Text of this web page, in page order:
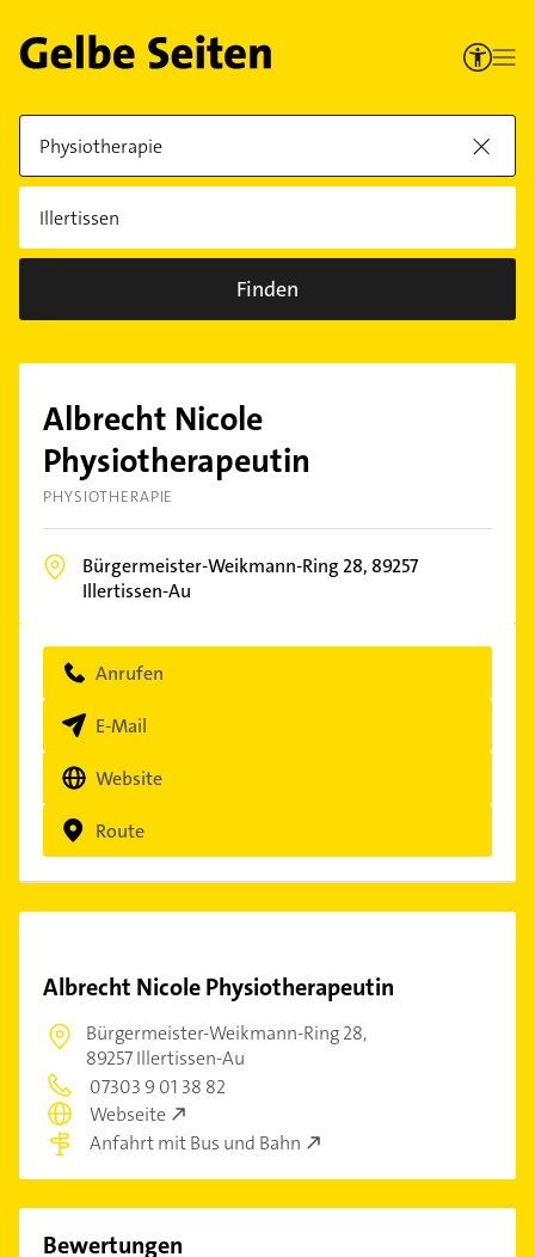
Finden
Albrecht Nicole
Physiotherapeutin
PHYSIOTHERAPIE
Bürgermeister-Weikmann-Ring 28, 89257
Illertissen-Au
Anrufen
E-Mail
Website
Route
Albrecht Nicole Physiotherapeutin
Bürgermeister-Weikmann-Ring 28,
89257 Illertissen-Au
07303 9 01 38 82
Webseite
Anfahrt mit Bus und Bahn
Bewertungen